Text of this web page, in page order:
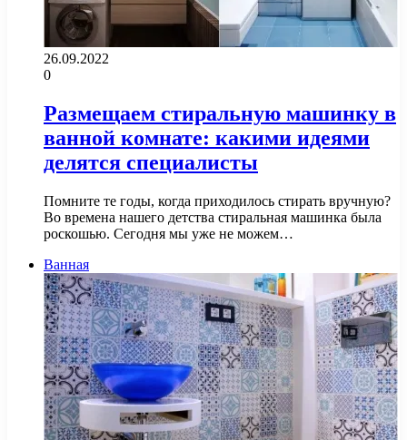
26.09.2022
0
Размещаем стиральную машинку в
ванной комнате: какими идеями
делятся специалисты
Помните те годы, когда приходилось стирать вручную?
Во времена нашего детства стиральная машинка была
роскошью. Сегодня мы уже не можем…
Ванная